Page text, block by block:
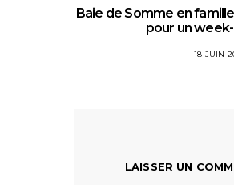
Baie de Somme en
pour un
18 JUIN
LAISSER UN